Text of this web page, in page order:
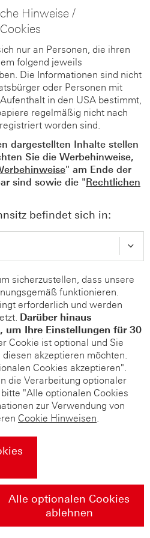
Hinweise /
Cookies
nur an Personen, die ihren
folgend jeweils
Die Informationen sind nicht
oder Personen mit
in den USA bestimmt,
regelmäßig nicht nach
worden sind.
dargestellten Inhalte stellen
Sie die Werbehinweise,
" am Ende der
sind sowie die "Rechtlichen
befindet sich in:
sicherzustellen, dass unsere
funktionieren.
erforderlich und werden
Darüber hinaus
um Ihre Einstellungen für 30
Cookie ist optional und Sie
akzeptieren möchten.
Cookies akzeptieren".
die Verarbeitung optionaler
"Alle optionalen Cookies
zur Verwendung von
Cookie Hinweisen.
Alle optionalen Cookies
ablehnen